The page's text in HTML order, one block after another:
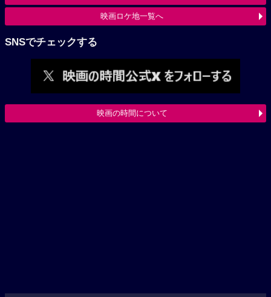
映画ロケ地一覧へ
SNSでチェックする
映画の時間について